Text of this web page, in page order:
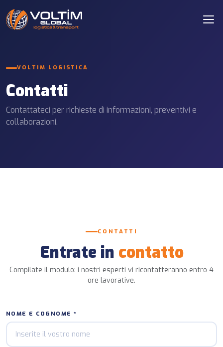
VOLTIM LOGISTICA
Contatti
Contattateci per richieste di informazioni, preventivi e
collaborazioni.
CONTATTI
Entrate in contatto
Compilate il modulo: i nostri esperti vi ricontatteranno entro 4
ore lavorative.
NOME E COGNOME *